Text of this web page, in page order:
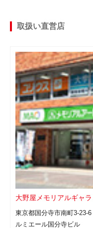
取扱い直営店
大野屋メモリアルギャ
東京都国分寺市南町3-23-6
ルミエール国分寺ビル